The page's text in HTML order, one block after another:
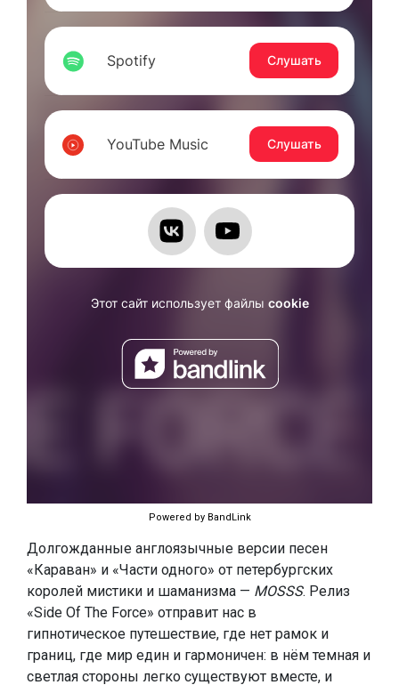
Powered by BandLink
Долгожданные англоязычные версии песен
«Караван» и «Части одного» от петербургских
королей мистики и шаманизма — MOSSS. Релиз
«Side Of The Force» отправит нас в
гипнотическое путешествие, где нет рамок и
границ, где мир един и гармоничен: в нём темная и
светлая стороны легко существуют вместе, и